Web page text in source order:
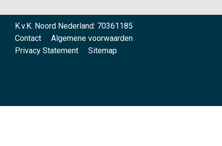
K.v.K. Noord Nederland: 70361185
Contact
Algemene voorwaarden
Privacy Statement
Sitemap